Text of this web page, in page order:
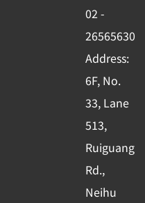
o
k
-
s
q
u
a
r
e
e
i
n
02 -
26565630
Address:
6F, No.
33, Lane
513,
Ruiguang
Rd.,
Neihu